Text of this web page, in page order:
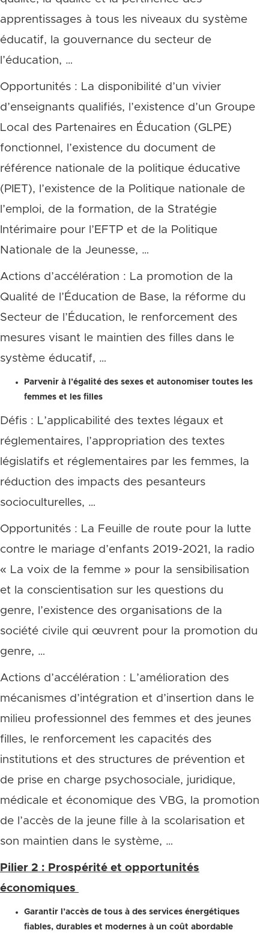
apprentissages à tous les niveaux du système
éducatif, la gouvernance du secteur de
l’éducation, …
Opportunités : La disponibilité d’un vivier
d’enseignants qualifiés, l’existence d’un Groupe
Local des Partenaires en Éducation (GLPE)
fonctionnel, l’existence du document de
référence nationale de la politique éducative
(PIET), l’existence de la Politique nationale de
l’emploi, de la formation, de la Stratégie
Intérimaire pour l’EFTP et de la Politique
Nationale de la Jeunesse, …
Actions d’accélération : La promotion de la
Qualité de l’Éducation de Base, la réforme du
Secteur de l’Éducation, le renforcement des
mesures visant le maintien des filles dans le
système éducatif, …
Parvenir à l’égalité des sexes et autonomiser toutes les
femmes et les filles
Défis : L’applicabilité des textes légaux et
réglementaires, l’appropriation des textes
législatifs et réglementaires par les femmes, la
réduction des impacts des pesanteurs
socioculturelles, …
Opportunités : La Feuille de route pour la lutte
contre le mariage d’enfants 2019-2021, la radio
« La voix de la femme » pour la sensibilisation
et la conscientisation sur les questions du
genre, l’existence des organisations de la
société civile qui œuvrent pour la promotion du
genre, …
Actions d’accélération : L’amélioration des
mécanismes d’intégration et d’insertion dans le
milieu professionnel des femmes et des jeunes
filles, le renforcement les capacités des
institutions et des structures de prévention et
de prise en charge psychosociale, juridique,
médicale et économique des VBG, la promotion
de l’accès de la jeune fille à la scolarisation et
son maintien dans le système, …
Pilier 2 : Prospérité et opportunités
économiques
Garantir l’accès de tous à des services énergétiques
fiables, durables et modernes à un coût abordable